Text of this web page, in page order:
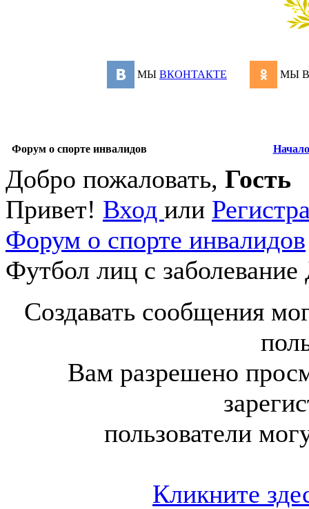
МЫ ВКОНТАКТЕ МЫ
Форум о спорте инвалидов Начало
Добро пожаловать, Гость
Привет! Вход или
Форум о спорте инвалидов
Футбол лиц с
Создавать сообщения
Вам разрешено
пользователи
Кликните